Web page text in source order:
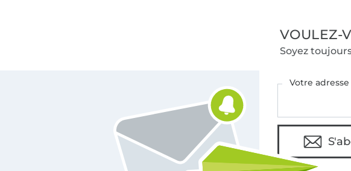
VOULEZ-
Soyez
Votre